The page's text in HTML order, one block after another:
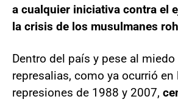
a cualquier iniciativa contra el
la crisis de los musulmanes
Dentro del país y pese al miedo
represalias, como ya ocurrió
represiones de 1988 y 2007,